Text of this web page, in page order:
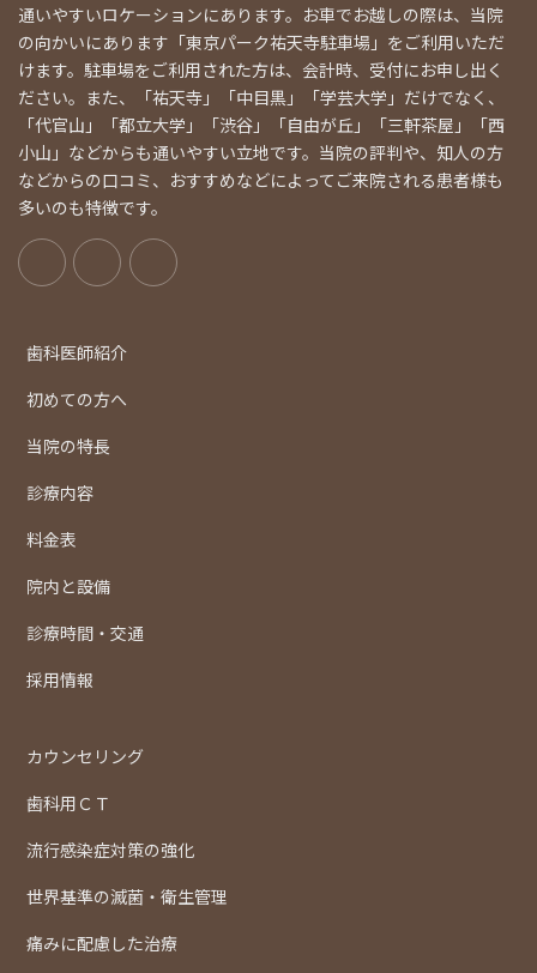
通いやすいロケーションにあります。お車でお越しの際は、当院
の向かいにあります「東京パーク祐天寺駐車場」をご利用いただ
けます。駐車場をご利用された方は、会計時、受付にお申し出く
ださい。また、「祐天寺」「中目黒」「学芸大学」だけでなく、
「代官山」「都立大学」「渋谷」「自由が丘」「三軒茶屋」「西
小山」などからも通いやすい立地です。当院の評判や、知人の方
などからの口コミ、おすすめなどによってご来院される患者様も
多いのも特徴です。
歯科医師紹介
初めての方へ
当院の特長
診療内容
料金表
院内と設備
診療時間・交通
採用情報
カウンセリング
歯科用ＣＴ
流行感染症対策の強化
世界基準の滅菌・衛生管理
痛みに配慮した治療